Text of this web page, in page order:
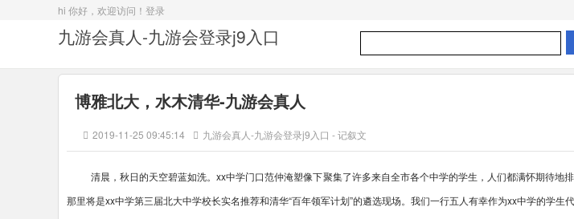
hi 你好，欢迎访问！ 登录
九游会真人-九游会登录j9入口
博雅北大，水木清华-九游会真人
2019-11-25 09:45:14 九游会真人-九游会登录j9入口 -记叙文
清晨，秋日的天空碧蓝如洗。xx中学门口范仲淹塑像下聚集了许多来自全市各个中学的学生，人们都满怀期待地
那里将是xx中学第三届北大中学校长实名推荐和清华“百年领军计划”的遴选现场。我们一行五人有幸作为xx中学的学生